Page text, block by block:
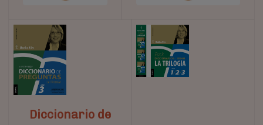
Diccionario de